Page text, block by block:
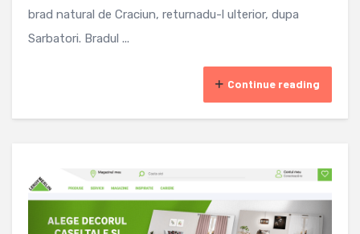
brad natural de Craciun, returnadu-l ulterior, dupa
Sarbatori. Bradul ...
Continue reading